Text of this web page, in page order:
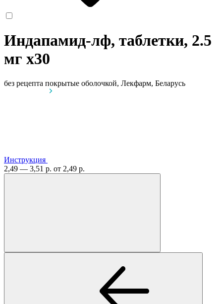
Индапамид-лф, таблетки, 2.5
мг x30
без рецепта покрытые оболочкой, Лекфарм, Беларусь
Инструкция
2,49 — 3,51 р. от 2,49 р.